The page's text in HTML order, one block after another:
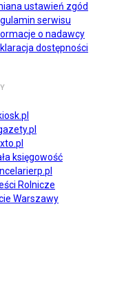
ustawień zgód
serwisu
o nadawcy
dostępności
księgowość
Rolnicze
Warszawy